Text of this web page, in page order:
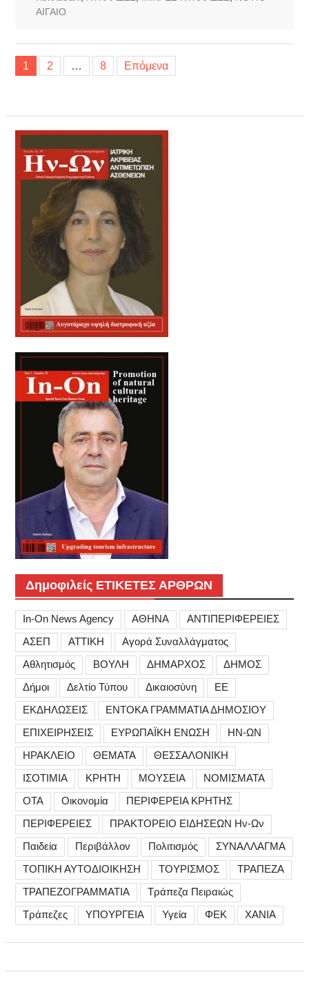
ΑΙΓΑΙΟ
Σελιδοποίηση
άρθρων
1 2 … 8 Επόμενα
Δημοφιλείς ΕΤΙΚΕΤΕΣ ΑΡΘΡΩΝ
In-On News Agency ΑΘΗΝΑ
ΑΝΤΙΠΕΡΙΦΕΡΕΙΕΣ
ΑΣΕΠ
ΑΤΤΙΚΗ
Αγορά Συναλλάγματος
Αθλητισμός
ΒΟΥΛΗ ΔΗΜΑΡΧΟΣ
ΔΗΜΟΣ
Δήμοι
Δελτίο Τύπου Δικαιοσύνη
ΕΕ
ΕΚΔΗΛΩΣΕΙΣ
ΕΝΤΟΚΑ ΓΡΑΜΜΑΤΙΑ ΔΗΜΟΣΙΟΥ
ΕΠΙΧΕΙΡΗΣΕΙΣ
ΕΥΡΩΠΑΪΚΗ ΕΝΩΣΗ
ΗΝ-ΩΝ
ΗΡΑΚΛΕΙΟ
ΘΕΜΑΤΑ
ΘΕΣΣΑΛΟΝΙΚΗ
ΙΣΟΤΙΜΙΑ
ΚΡΗΤΗ ΜΟΥΣΕΙΑ
ΝΟΜΙΣΜΑΤΑ
ΟΤΑ
Οικονομία
ΠΕΡΙΦΕΡΕΙΑ ΚΡΗΤΗΣ
ΠΕΡΙΦΕΡΕΙΕΣ
ΠΡΑΚΤΟΡΕΙΟ ΕΙΔΗΣΕΩΝ Ην-Ων
Παιδεία
Περιβάλλον Πολιτισμός
ΣΥΝΑΛΛΑΓΜΑ
ΤΟΠΙΚΗ ΑΥΤΟΔΙΟΙΚΗΣΗ
ΤΟΥΡΙΣΜΟΣ
ΤΡΑΠΕΖΑ
ΤΡΑΠΕΖΟΓΡΑΜΜΑΤΙΑ
Τράπεζα Πειραιώς
Τράπεζες
ΥΠΟΥΡΓΕΙΑ Υγεία ΦΕΚ ΧΑΝΙΑ